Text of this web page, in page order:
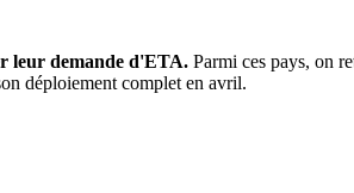
leur demande d'ETA. Parmi ces pays, on
déploiement complet en avril.